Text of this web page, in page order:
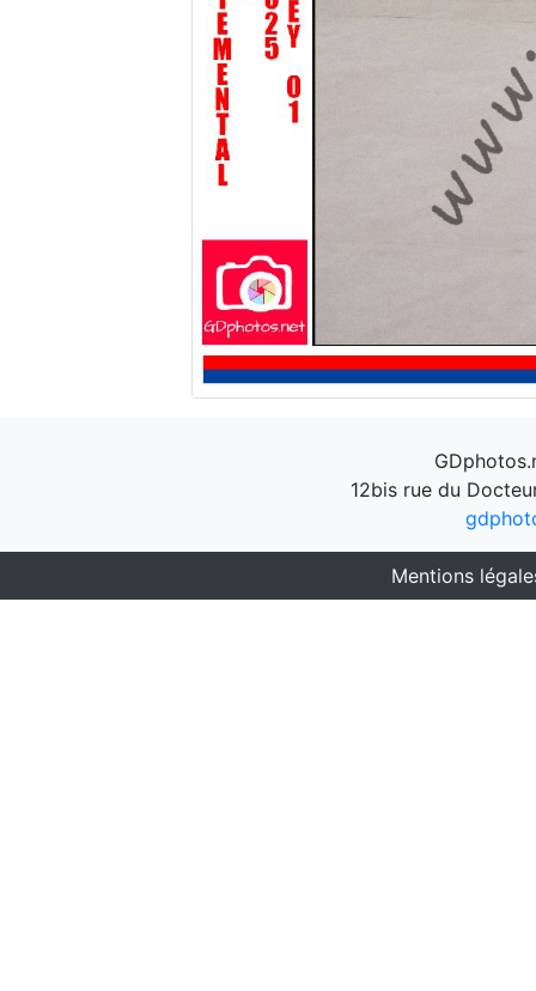
12bis rue du
Mentions